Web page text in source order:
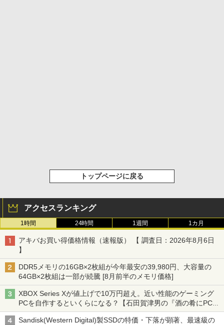
トップページに戻る
アクセスランキング
1時間 24時間 1週間 1カ月
アキバお買い得価格情報（速報版） 【 調査日：2026年8月6日
】
DDR5メモリの16GB×2枚組が今年最安の39,980円、大容量の
64GB×2枚組は一部が続騰 [8月前半のメモリ価格]
XBOX Series Xが値上げで10万円超え。近い性能のゲーミング
PCを自作するといくらになる？【石田賀津男の『酒の肴にPCゲ
ーム』】
Sandisk(Western Digital)製SSDの特価・下落が顕著、最速級の